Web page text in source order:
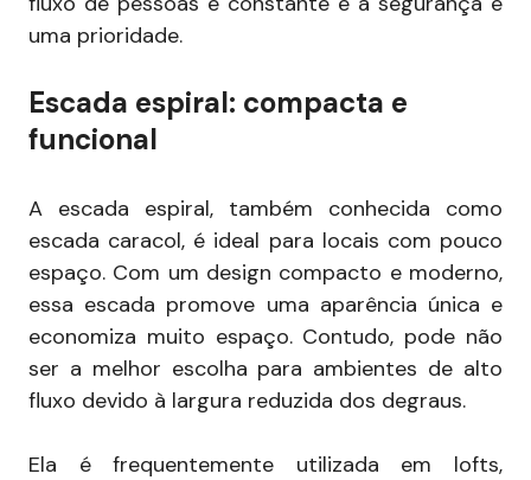
uma prioridade.
Escada espiral: compacta e
funcional
A escada espiral, também conhecida como
escada caracol, é ideal para locais com pouco
espaço. Com um design compacto e moderno,
essa escada promove uma aparência única e
economiza muito espaço. Contudo, pode não
ser a melhor escolha para ambientes de alto
fluxo devido à largura reduzida dos degraus.
Ela é frequentemente utilizada em lofts,